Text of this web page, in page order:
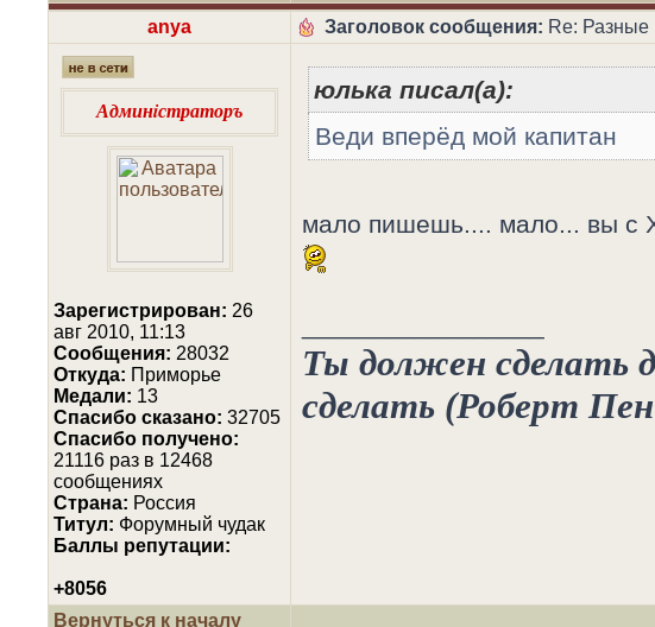
anya
Заголовок сообщения: Re: Разные
Админiстраторъ
Зарегистрирован: 26
авг 2010, 11:13
Сообщения: 28032
Откуда: Приморье
Медали: 13
Cпасибо сказано: 32705
Спасибо получено:
21116 раз в 12468
сообщениях
Страна: Россия
Титул: Форумный чудак
Баллы репутации:
+8056
юлька писал(а):
Веди вперёд мой капитан
мало пишешь.... мало... вы с
Ты должен сделать
сделать (Роберт
Вернуться к началу